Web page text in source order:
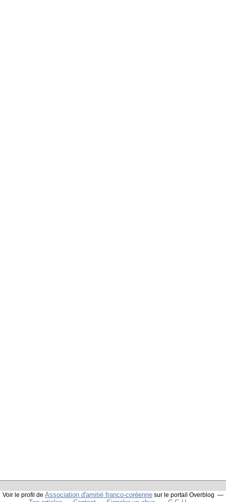
Voir le profil de Association d'amitié franco-coréenne sur le portail Overblog